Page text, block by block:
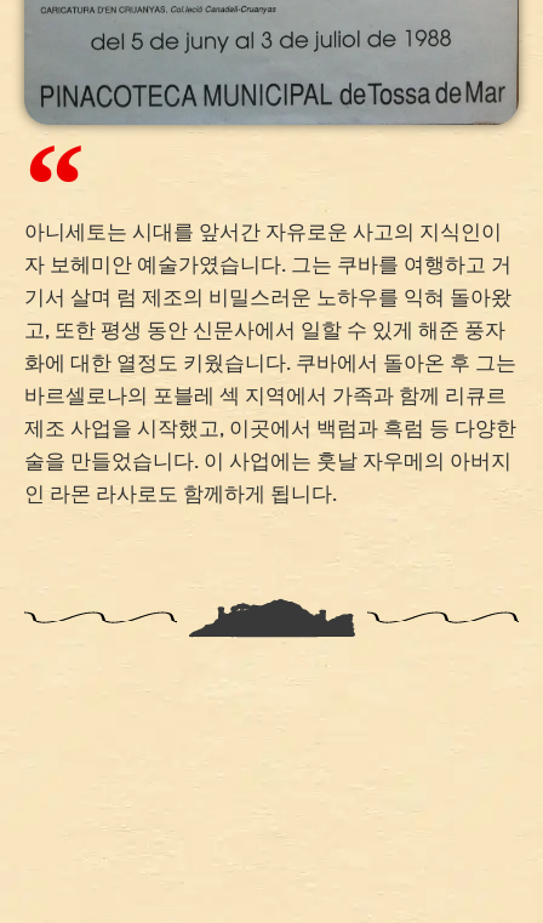
아니세토는 시대를 앞서간 자유로운 사고의 지식인이
자 보헤미안 예술가였습니다. 그는 쿠바를 여행하고 거
기서 살며 럼 제조의 비밀스러운 노하우를 익혀 돌아왔
고, 또한 평생 동안 신문사에서 일할 수 있게 해준 풍자
화에 대한 열정도 키웠습니다. 쿠바에서 돌아온 후 그는
바르셀로나의 포블레 섹 지역에서 가족과 함께 리큐르
제조 사업을 시작했고, 이곳에서 백럼과 흑럼 등 다양한
술을 만들었습니다. 이 사업에는 훗날 자우메의 아버지
인 라몬 라사로도 함께하게 됩니다.